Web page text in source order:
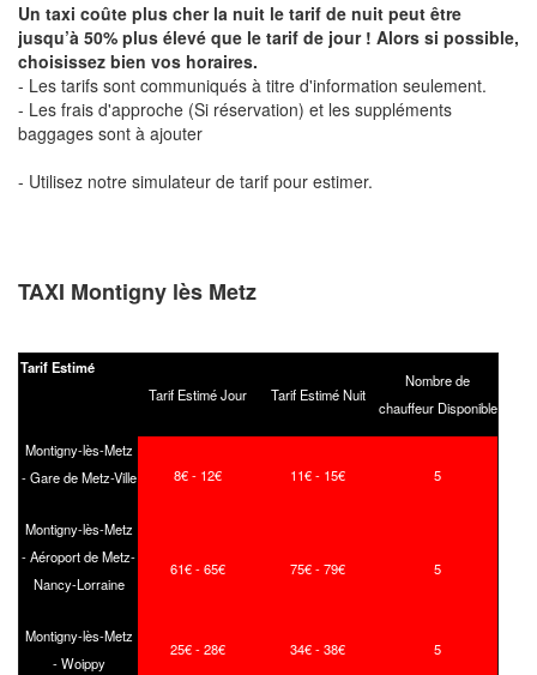
Un taxi coûte plus cher la nuit le tarif de nuit peut être
jusqu’à 50% plus élevé que le tarif de jour ! Alors si possible,
choisissez bien vos horaires.
- Les tarifs sont communiqués à titre d'information seulement.
- Les frais d'approche (Si réservation) et les suppléments
baggages sont à ajouter
- Utilisez notre simulateur de tarif pour estimer.
TAXI Montigny lès Metz
Tarif Estimé
Tarif Estimé Jour
Tarif Estimé Nuit
Nombre de
chauffeur Disponible
Montigny-lès-Metz
- Gare de Metz-Ville
8€ - 12€ 11€ - 15€ 5
Montigny-lès-Metz
- Aéroport de Metz-
Nancy-Lorraine
61€ - 65€ 75€ - 79€ 5
Montigny-lès-Metz
- Woippy
25€ - 28€ 34€ - 38€ 5